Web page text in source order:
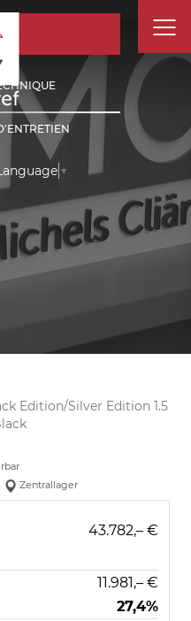
▼
Edition/Silver Edition 1.5
Zentrallager
43.782,– €
11.981,– €
27,4%